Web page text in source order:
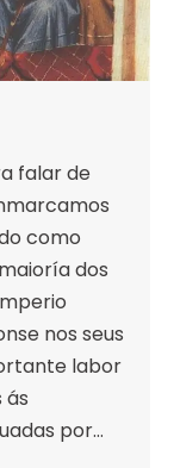
falar de
como
dos
nos seus
labor
ás
por…